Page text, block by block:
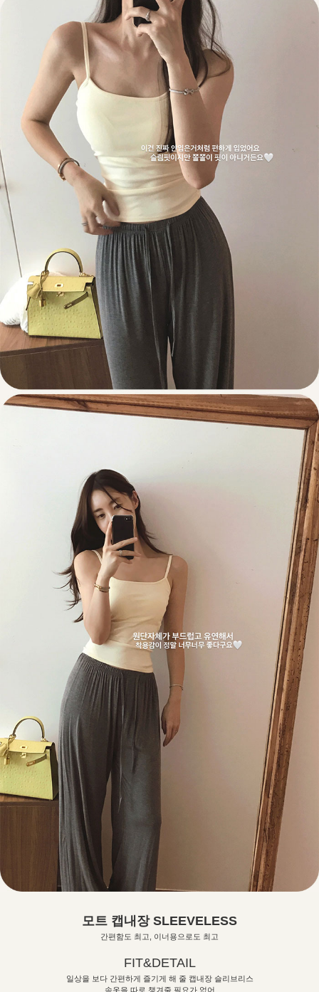
모트 캡내장 SLEEVELESS
간편함도 최고, 이너용으로도 최고
FIT&DETAIL
일상을 보다 간편하게 즐기게 해 줄 캡내장 슬리브리스
속옷을 따로 챙겨줄 필요가 없어